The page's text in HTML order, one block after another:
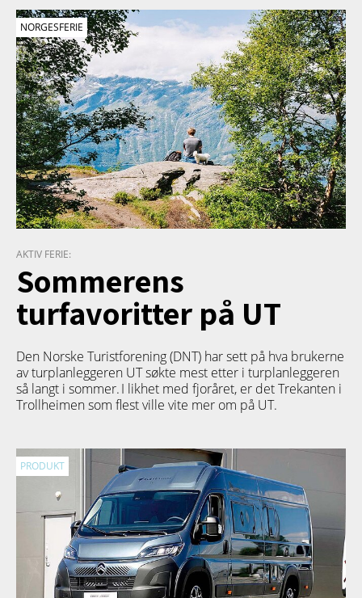
NORGESFERIE
AKTIV FERIE:
Sommerens
turfavoritter på UT
Den Norske Turistforening (DNT) har sett på hva brukerne
av turplanleggeren UTsøkte mest etter i turplanleggeren
så langt i sommer. I likhet med fjoråret, er det Trekanten i
Trollheimen som flest ville vite mer om på UT.
PRODUKT